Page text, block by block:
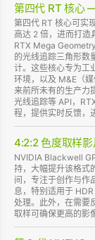
第四代 RT 核心
第四代 RT 核心可实
高达 2 倍，进而打造
RTX Mega
的光线追踪三角形数
计。这些核心专为工
环境，以及 M&E（
来前所未有的生产力
光线追踪等 API，
程，提供实时反馈，
4:2:2 色度取样影
NVIDIA Blackwell
持，大幅提升该格式
间，专注于创作与作
息，特别适用于
处理。此外，在需要
取样可确保更高的影